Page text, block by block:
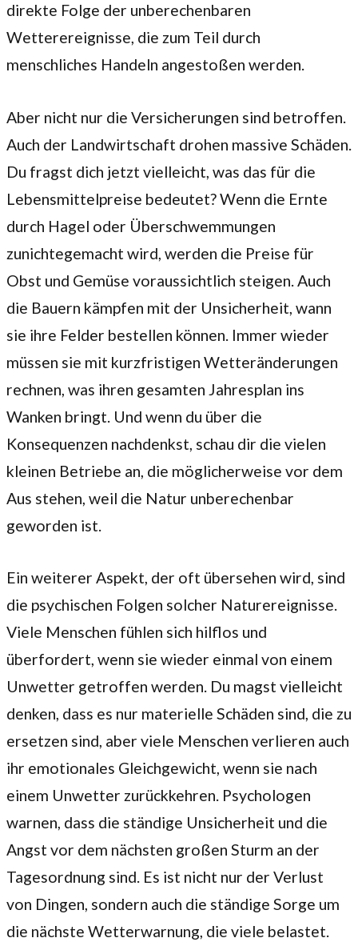
direkte Folge der unberechenbaren
Wetterereignisse, die zum Teil durch
menschliches Handeln angestoßen werden.
Aber nicht nur die Versicherungen sind betroffen.
Auch der Landwirtschaft drohen massive Schäden.
Du fragst dich jetzt vielleicht, was das für die
Lebensmittelpreise bedeutet? Wenn die Ernte
durch Hagel oder Überschwemmungen
zunichtegemacht wird, werden die Preise für
Obst und Gemüse voraussichtlich steigen. Auch
die Bauern kämpfen mit der Unsicherheit, wann
sie ihre Felder bestellen können. Immer wieder
müssen sie mit kurzfristigen Wetteränderungen
rechnen, was ihren gesamten Jahresplan ins
Wanken bringt. Und wenn du über die
Konsequenzen nachdenkst, schau dir die vielen
kleinen Betriebe an, die möglicherweise vor dem
Aus stehen, weil die Natur unberechenbar
geworden ist.
Ein weiterer Aspekt, der oft übersehen wird, sind
die psychischen Folgen solcher Naturereignisse.
Viele Menschen fühlen sich hilflos und
überfordert, wenn sie wieder einmal von einem
Unwetter getroffen werden. Du magst vielleicht
denken, dass es nur materielle Schäden sind, die zu
ersetzen sind, aber viele Menschen verlieren auch
ihr emotionales Gleichgewicht, wenn sie nach
einem Unwetter zurückkehren. Psychologen
warnen, dass die ständige Unsicherheit und die
Angst vor dem nächsten großen Sturm an der
Tagesordnung sind. Es ist nicht nur der Verlust
von Dingen, sondern auch die ständige Sorge um
die nächste Wetterwarnung, die viele belastet.